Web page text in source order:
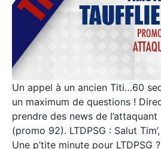
Un appel à un ancien Titi…60
un maximum de questions !
prendre des news de
(promo 92). LTDPSG : Salut
Une p’tite minute pour LTDPSG